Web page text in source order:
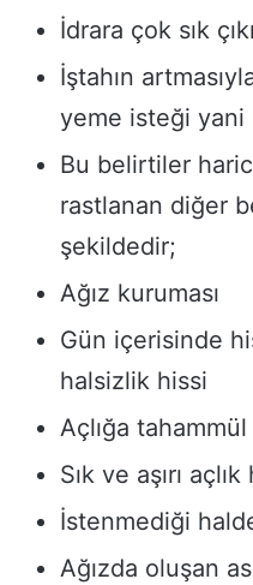
İdrara çok sık
İştahın
yeme isteği yani
Bu belirtiler
rastlanan diğer
şekildedir;
Ağız kuruması
Gün içerisinde
halsizlik hissi
Açlığa
Sık ve aşırı
İstenmediği
Ağızda oluşan